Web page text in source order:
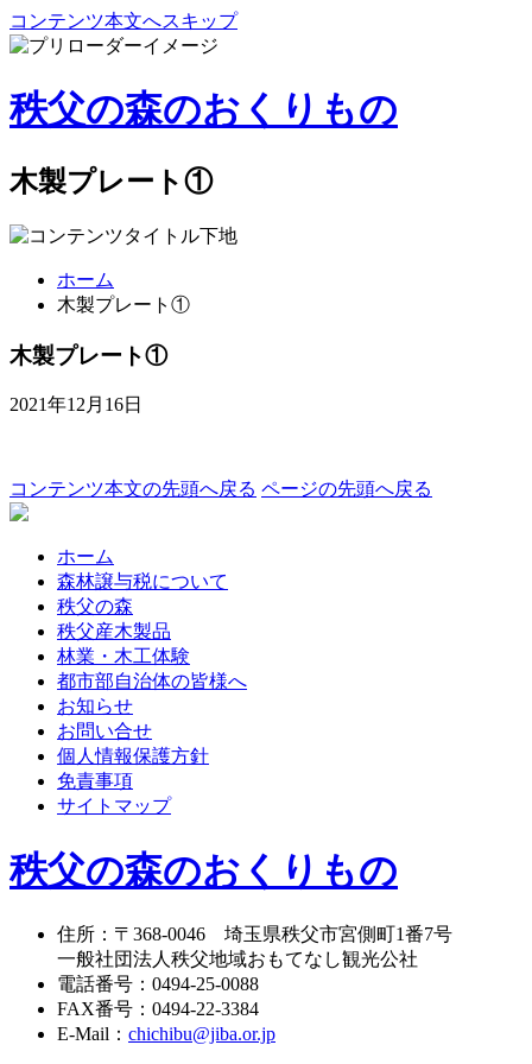
コンテンツ本文へスキップ
秩父の森のおくりもの
木製プレート①
ホーム
木製プレート①
木製プレート①
2021年12月16日
コンテンツ本文の先頭へ戻る ページの先頭へ戻る
ホーム
森林譲与税について
秩父の森
秩父産木製品
林業・木工体験
都市部自治体の皆様へ
お知らせ
お問い合せ
個人情報保護方針
免責事項
サイトマップ
秩父の森のおくりもの
住所 ： 〒368-0046 埼玉県秩父市宮側町1番7号
一般社団法人秩父地域おもてなし観光公社
電話番号 ： 0494-25-0088
FAX番号 ： 0494-22-3384
E-Mail ： chichibu@jiba.or.jp